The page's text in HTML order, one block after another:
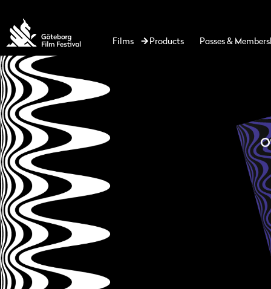
Films Products Passes &